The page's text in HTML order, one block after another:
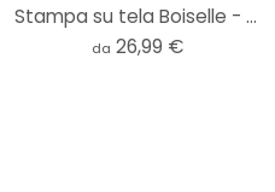
Stampa su tela Boiselle - Stallone purosangue arabo Europa Al Khidar
da 26,99 €